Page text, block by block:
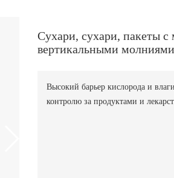
Сухари, сухари, пакеты с
вертикальными молниями
Высокий барьер кислорода и
контролю за продуктами и